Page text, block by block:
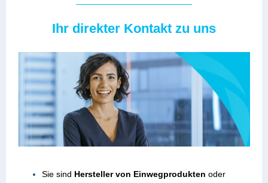
Ihr direkter Kontakt zu uns
Sie sind Hersteller von Einwegprodukten oder